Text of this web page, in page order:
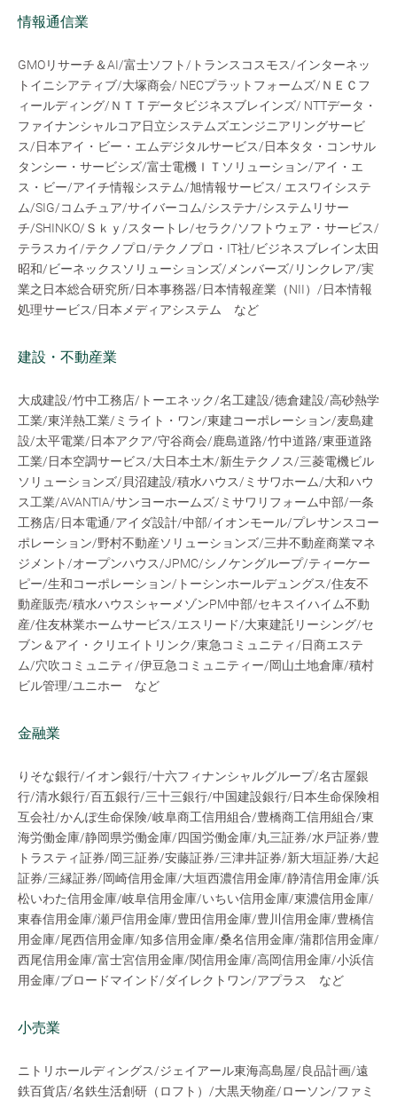
情報通信業
GMOリサーチ＆AI/富士ソフト/トランスコスモス/インターネッ
トイニシアティブ/大塚商会/ NECプラットフォームズ/ＮＥＣフ
ィールディング/ＮＴＴデータビジネスブレインズ/ NTTデータ・
ファイナンシャルコア日立システムズエンジニアリングサービ
ス/日本アイ・ビー・エムデジタルサービス/日本タタ・コンサル
タンシー・サービシズ/富士電機ＩＴソリューション/アイ・エ
ス・ビー/アイチ情報システム/旭情報サービス/ エスワイシステ
ム/SIG/コムチュア/サイバーコム/システナ/システムリサー
チ/SHINKO/Ｓｋｙ/スタートレ/セラク/ソフトウェア・サービス/
テラスカイ/テクノプロ/テクノプロ・IT社/ビジネスブレイン太田
昭和/ビーネックスソリューションズ/メンバーズ/リンクレア/実
業之日本総合研究所/日本事務器/日本情報産業（NII）/日本情報
処理サービス/日本メディアシステム など
建設・不動産業
大成建設/竹中工務店/トーエネック/名工建設/徳倉建設/高砂熱学
工業/東洋熱工業/ミライト・ワン/東建コーポレーション/麦島建
設/太平電業/日本アクア/守谷商会/鹿島道路/竹中道路/東亜道路
工業/日本空調サービス/大日本土木/新生テクノス/三菱電機ビル
ソリューションズ/貝沼建設/積水ハウス/ミサワホーム/大和ハウ
ス工業/AVANTIA/サンヨーホームズ/ミサワリフォーム中部/一条
工務店/日本電通/アイダ設計/中部/イオンモール/プレサンスコー
ポレーション/野村不動産ソリューションズ/三井不動産商業マネ
ジメント/オープンハウス/JPMC/シノケングループ/ティーケー
ピー/生和コーポレーション/トーシンホールデュングス/住友不
動産販売/積水ハウスシャーメゾンPM中部/セキスイハイム不動
産/住友林業ホームサービス/エスリード/大東建託リーシング/セ
ブン＆アイ・クリエイトリンク/東急コミュニティ/日商エステ
ム/穴吹コミュニティ/伊豆急コミュニティー/岡山土地倉庫/積村
ビル管理/ユニホー など
金融業
りそな銀行/イオン銀行/十六フィナンシャルグループ/名古屋銀
行/清水銀行/百五銀行/三十三銀行/中国建設銀行/日本生命保険相
互会社/かんぽ生命保険/岐阜商工信用組合/豊橋商工信用組合/東
海労働金庫/静岡県労働金庫/四国労働金庫/丸三証券/水戸証券/豊
トラスティ証券/岡三証券/安藤証券/三津井証券/新大垣証券/大起
証券/三縁証券/岡崎信用金庫/大垣西濃信用金庫/静清信用金庫/浜
松いわた信用金庫/岐阜信用金庫/いちい信用金庫/東濃信用金庫/
東春信用金庫/瀬戸信用金庫/豊田信用金庫/豊川信用金庫/豊橋信
用金庫/尾西信用金庫/知多信用金庫/桑名信用金庫/蒲郡信用金庫/
西尾信用金庫/富士宮信用金庫/関信用金庫/高岡信用金庫/小浜信
用金庫/ブロードマインド/ダイレクトワン/アプラス など
小売業
ニトリホールディングス/ジェイアール東海高島屋/良品計画/遠
鉄百貨店/名鉄生活創研（ロフト）/大黒天物産/ローソン/ファミ